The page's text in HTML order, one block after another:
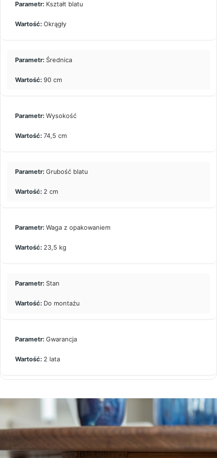
Kształt blatu
Okrągły
Średnica
90 cm
Wysokość
74,5 cm
Grubość blatu
2 cm
Waga z opakowaniem
23,5 kg
Stan
Do montażu
Gwarancja
2 lata